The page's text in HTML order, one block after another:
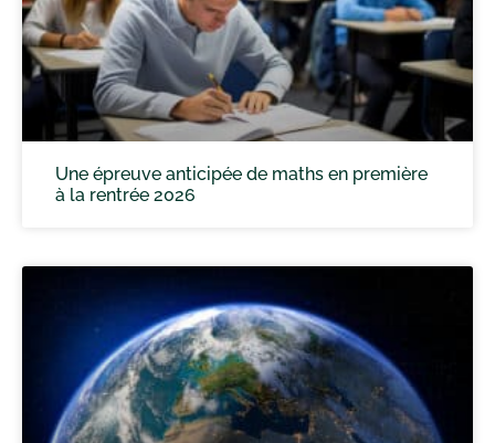
Une épreuve anticipée de maths en première
à la rentrée 2026